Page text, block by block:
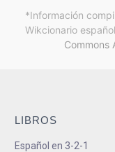
*Información
Wikcionario
Commons
LIBROS
Español en 3-2-1